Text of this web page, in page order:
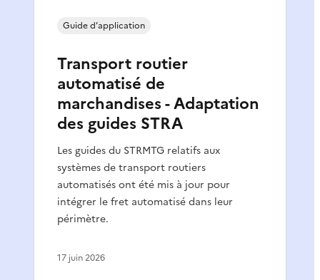
Transport routier
automatisé de
marchandises - Adaptation
des guides STRA
Les guides du STRMTG relatifs aux
systèmes de transport routiers
automatisés ont été mis à jour pour
intégrer le fret automatisé dans leur
périmètre.
Guide d’application
17 juin 2026